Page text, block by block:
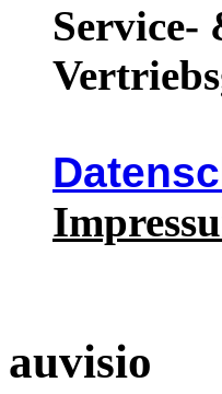
Service-
auvisio